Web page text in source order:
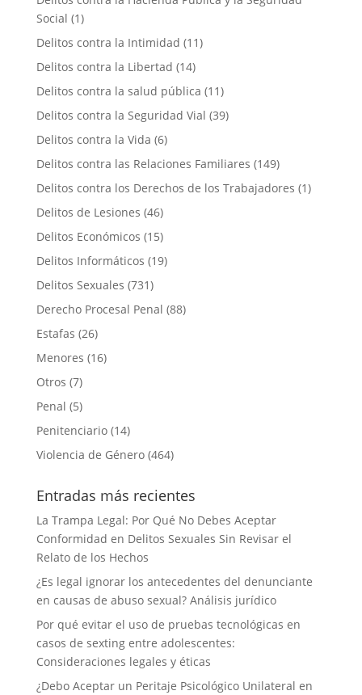
Social (1)
Delitos contra la Intimidad (11)
Delitos contra la Libertad (14)
Delitos contra la salud pública (11)
Delitos contra la Seguridad Vial (39)
Delitos contra la Vida (6)
Delitos contra las Relaciones Familiares (149)
Delitos contra los Derechos de los Trabajadores (1)
Delitos de Lesiones (46)
Delitos Económicos (15)
Delitos Informáticos (19)
Delitos Sexuales (731)
Derecho Procesal Penal (88)
Estafas (26)
Menores (16)
Otros (7)
Penal (5)
Penitenciario(14)
Violencia de Género(464)
Entradas más recientes
La Trampa Legal: Por Qué No Debes Aceptar
Conformidad en Delitos Sexuales Sin Revisar el
Relato de los Hechos
¿Es legal ignorar los antecedentes del denunciante
en causas de abuso sexual? Análisis jurídico
Por qué evitar el uso de pruebas tecnológicas en
casos de sexting entre adolescentes:
Consideraciones legales y éticas
¿Debo Aceptar un Peritaje Psicológico Unilateral en